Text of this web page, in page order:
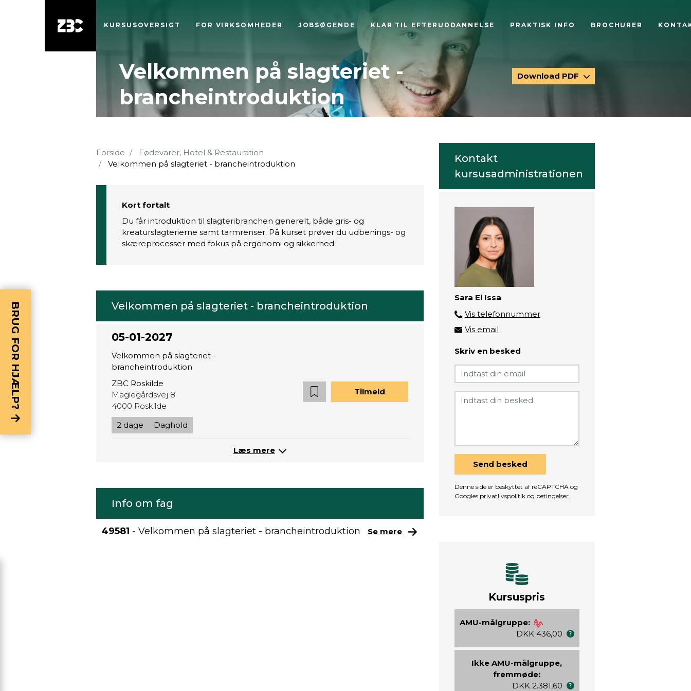
KURSUSOVERSIGT FOR VIRKSOMHEDER JOBSØGENDE KLAR TIL EFTERUDDANNELSE PRAKTISK INFO BROCHURER
Velkommen på slagteriet -
brancheintroduktion
Download PDF
Forside
Fødevarer, Hotel & Restauration
Velkommen på slagteriet - brancheintroduktion
Kort fortalt
Du får introduktion til slagteribranchen generelt, både gris- og
kreaturslagterierne samt tarmrenser. På kurset prøver du udbenings- og
skæreprocesser med fokus på ergonomi og sikkerhed.
Velkommen på slagteriet - brancheintroduktion
05-01-2027
Velkommen på slagteriet -
brancheintroduktion
ZBC Roskilde
Maglegårdsvej 8
4000 Roskilde
2 dage
Daghold
Tilmeld
Læs mere
Info om fag
49581 - Velkommen på slagteriet - brancheintroduktion Se mere
Kontakt
kursusadministrationen
Sara El Issa
Vis telefonnummer
2519 2807
Vis email
sara@zbc.dk
Skriv en besked
Send besked
Denne side er beskyttet af reCAPTCHA og
Googles privatlivspolitikog betingelser.
Kursuspris
AMU-målgruppe:
DKK 436,00
Ikke AMU-målgruppe,
fremmøde:
DKK 2.381,60
BRUG FOR HJÆLP?